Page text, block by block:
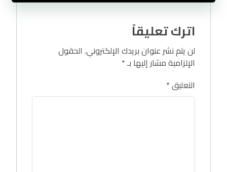
اترك تعليقاً
لن يتم نشر عنوان بريدك الإلكتروني. الحقول
الإلزامية مشار إليها بـ*
التعليق*